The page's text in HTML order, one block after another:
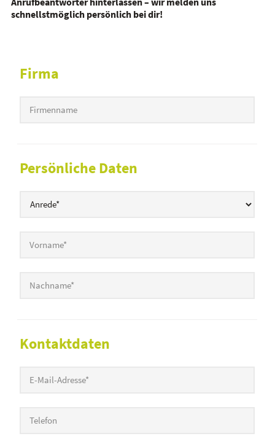
schnellstmöglich persönlich bei dir!
Firma
Persönliche Daten
Kontaktdaten